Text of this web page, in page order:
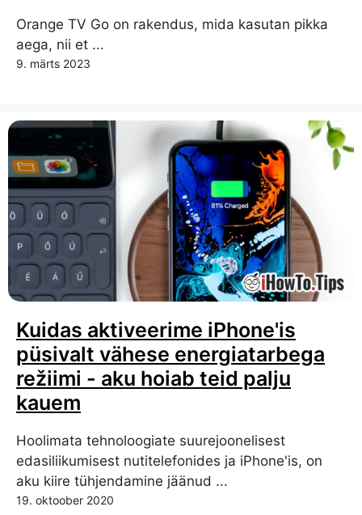
Orange TV Go on rakendus, mida kasutan pikka
aega, nii et ...
9. märts 2023
Kuidas aktiveerime iPhone'is
püsivalt vähese energiatarbega
režiimi - aku hoiab teid palju
kauem
Hoolimata tehnoloogiate suurejoonelisest
edasiliikumisest nutitelefonides ja iPhone'is, on
aku kiire tühjendamine jäänud ...
19. oktoober 2020